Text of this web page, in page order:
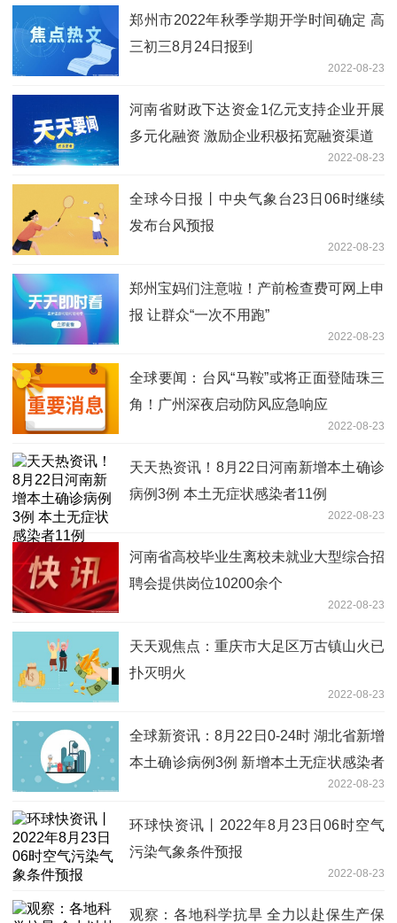
郑州市2022年秋季学期开学时间确定 高
三初三8月24日报到
2022-08-23
河南省财政下达资金1亿元支持企业开展
多元化融资 激励企业积极拓宽融资渠道
2022-08-23
全球今日报丨中央气象台23日06时继续
发布台风预报
2022-08-23
郑州宝妈们注意啦！产前检查费可网上申
报 让群众“一次不用跑”
2022-08-23
全球要闻：台风“马鞍”或将正面登陆珠三
角！广州深夜启动防风应急响应
2022-08-23
天天热资讯！8月22日河南新增本土确诊
病例3例 本土无症状感染者11例
2022-08-23
河南省高校毕业生离校未就业大型综合招
聘会提供岗位10200余个
2022-08-23
天天观焦点：重庆市大足区万古镇山火已
扑灭明火
2022-08-23
全球新资讯：8月22日0-24时 湖北省新增
本土确诊病例3例 新增本土无症状感染者
2022-08-23
环球快资讯丨2022年8月23日06时空气
污染气象条件预报
2022-08-23
观察：各地科学抗旱 全力以赴保生产保